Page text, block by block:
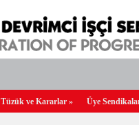
Tüzük ve Kararlar » Üye